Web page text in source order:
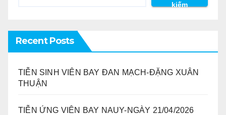
kiếm
Recent Posts
TIỄN SINH VIÊN BAY ĐAN MẠCH-ĐẶNG XUÂN
THUẬN
TIỄN ỨNG VIÊN BAY NAUY-NGÀY 21/04/2026